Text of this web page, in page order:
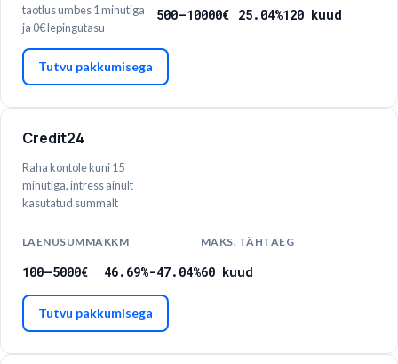
taotlus umbes 1 minutiga
ja 0€ lepingutasu
500–10000€ 25.04%120 kuud
Tutvu pakkumisega
Credit24
Raha kontole kuni 15
minutiga, intress ainult
kasutatud summalt
LAENUSUMMA
100–5000€
KKM
46.69%-47.04%
MAKS. TÄHTAEG
60 kuud
Tutvu pakkumisega